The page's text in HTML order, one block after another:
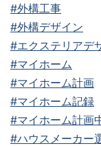
#外構工事
#外構デザイン
#エクステリアデ
#マイホーム
#マイホーム計画
#マイホーム記録
#マイホーム計画
#ハウスメーカー